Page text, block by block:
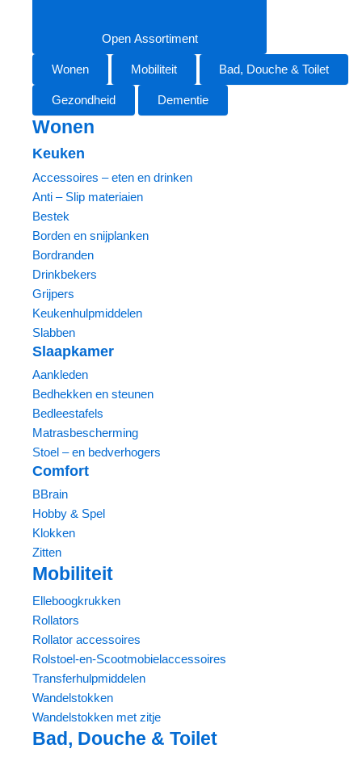
Open Assortiment
Wonen Mobiliteit Bad, Douche & Toilet
Gezondheid Dementie
Wonen
Keuken
Accessoires – eten en drinken
Anti – Slip materiaien
Bestek
Borden en snijplanken
Bordranden
Drinkbekers
Grijpers
Keukenhulpmiddelen
Slabben
Slaapkamer
Aankleden
Bedhekken en steunen
Bedleestafels
Matrasbescherming
Stoel – en bedverhogers
Comfort
BBrain
Hobby & Spel
Klokken
Zitten
Mobiliteit
Elleboogkrukken
Rollators
Rollator accessoires
Rolstoel-en-Scootmobielaccessoires
Transferhulpmiddelen
Wandelstokken
Wandelstokken met zitje
Bad, Douche & Toilet